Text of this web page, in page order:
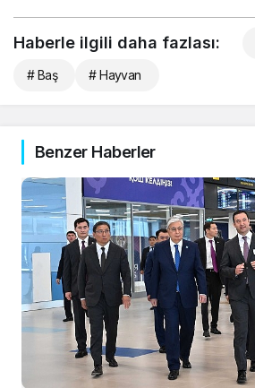
Haberle ilgili daha fazlası:
# Baş # Hayvan
Benzer Haberler